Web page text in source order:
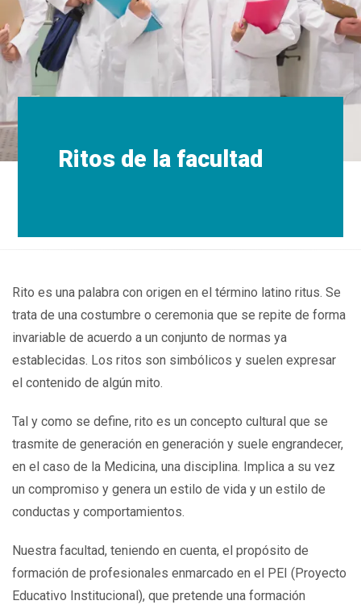
Ritos de la facultad
Rito es una palabra con origen en el término latino ritus. Se
trata de una costumbre o ceremonia que se repite de forma
invariable de acuerdo a un conjunto de normas ya
establecidas. Los ritos son simbólicos y suelen expresar
el contenido de algún mito.
Tal y como se define, rito es un concepto cultural que se
trasmite de generación en generación y suele engrandecer,
en el caso de la Medicina, una disciplina. Implica a su vez
un compromiso y genera un estilo de vida y un estilo de
conductas y comportamientos.
Nuestra facultad, teniendo en cuenta, el propósito de
formación de profesionales enmarcado en el PEI (Proyecto
Educativo Institucional), que pretende una formación